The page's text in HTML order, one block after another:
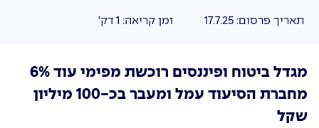
תאריך פרסום: 17.7.25 זמן קריאה: 1 דק'
מגדל ביטוח ופיננסים רוכשת מפימי עוד 6%
מחברת הסיעוד עמל ומעבר בכ-100 מיליון
שקל